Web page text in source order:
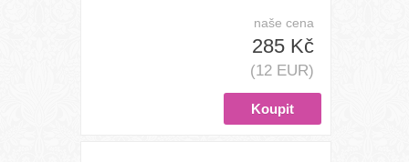
naše cena
285 Kč
(12 EUR)